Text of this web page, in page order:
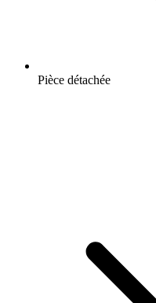
Pièce détachée